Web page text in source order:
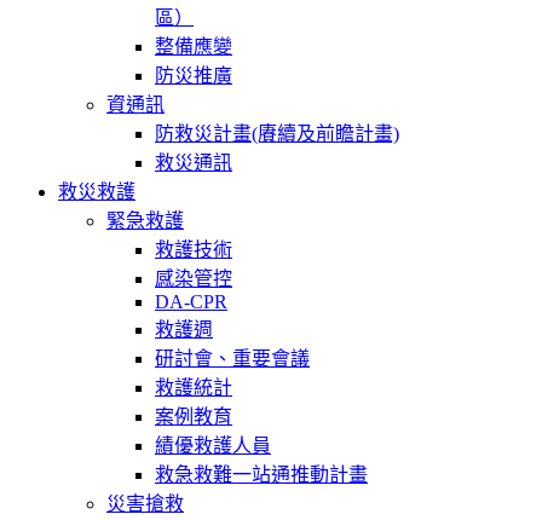
區）
整備應變
防災推廣
資通訊
防救災計畫(賡續及前瞻計畫)
救災通訊
救災救護
緊急救護
救護技術
感染管控
DA-CPR
救護週
研討會、重要會議
救護統計
案例教育
績優救護人員
救急救難一站通推動計畫
災害搶救